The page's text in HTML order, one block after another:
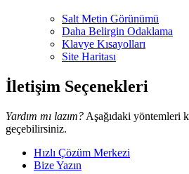
Salt Metin Görünümü
Daha Belirgin Odaklama
Klavye Kısayolları
Site Haritası
İletişim Seçenekleri
Yardım mı lazım? Aşağıdaki yöntemleri
geçebilirsiniz.
Hızlı Çözüm Merkezi
Bize Yazın